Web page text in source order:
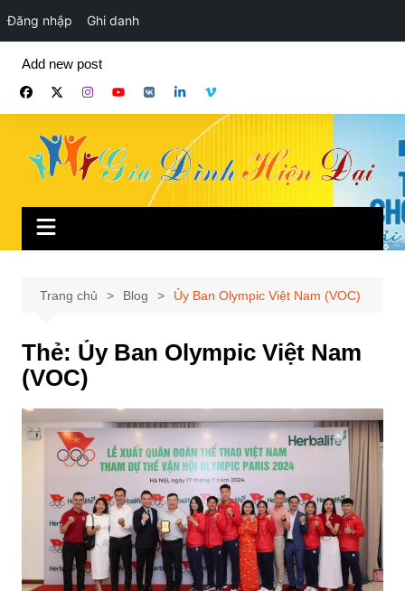
Đăng nhập Ghi danh
phần
Add new post
Trang chủ Blog Ủy Ban Olympic Việt Nam (VOC)
Thẻ: Ủy Ban Olympic Việt Nam
(VOC)